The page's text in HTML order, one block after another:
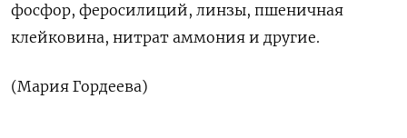
фосфор, феросилиций, линзы, пшеничная
клейковина, нитрат аммония и другие.
(Мария Гордеева)